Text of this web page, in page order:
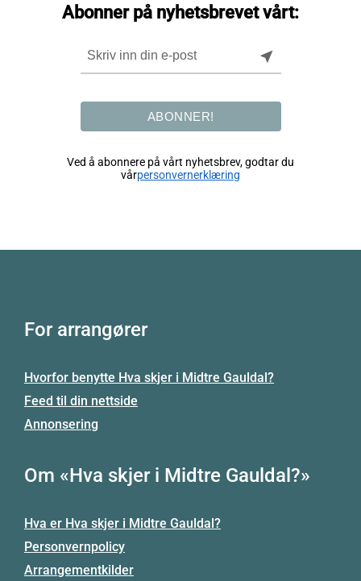
Abonner på nyhetsbrevet vårt:
near_me
ABONNER!
Ved å abonnere på vårt nyhetsbrev, godtar du
vårpersonvernerklæring
For arrangører
Hvorfor benytte Hva skjer i Midtre Gauldal?
Feed til din nettside
Annonsering
Om «Hva skjer i Midtre Gauldal?»
Hva er Hva skjer i Midtre Gauldal?
Personvernpolicy
Arrangementkilder